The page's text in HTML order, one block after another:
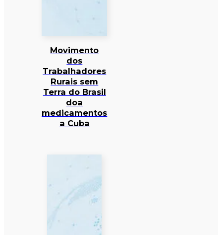
Movimento
dos
Trabalhadores
Rurais sem
Terra do Brasil
doa
medicamentos
a Cuba